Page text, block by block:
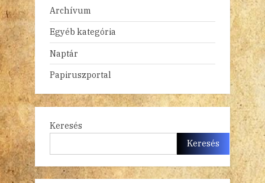
Archívum
Egyéb kategória
Naptár
Papiruszportal
Keresés
Keresés